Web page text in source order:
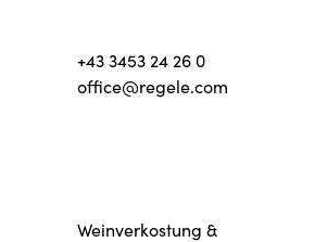
+43 3453 24 26 0
office@regele.com
Weinverkostung &